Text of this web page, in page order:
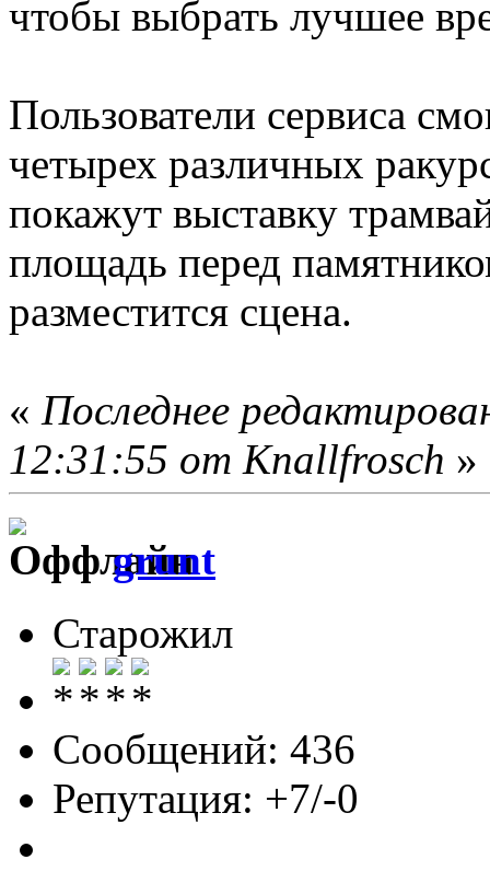
чтобы выбрать лучшее
Пользователи сервиса
четырех различных
покажут выставку
площадь перед
разместится сцена.
« Последнее
12:31:55 от Knallfrosch »
grunt
Старожил
Сообщений: 436
Репутация: +7/-0